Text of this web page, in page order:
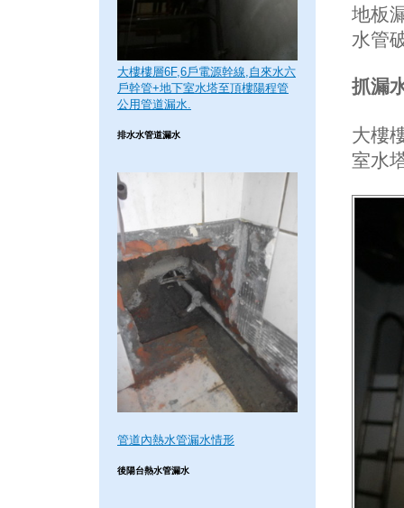
大樓樓層6F,6戶電源幹線,自來水六
戶幹管+地下室水塔至頂樓陽程管
公用管道漏水.
排水水管道漏水
管道內熱水管漏水情形
後陽台熱水管漏水
地板
水管
抓漏
大樓
室水